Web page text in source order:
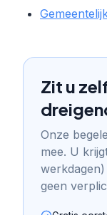
Zit u
Onze
mee. U
geen